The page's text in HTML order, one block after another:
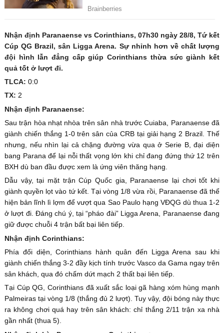
Nhận định Paranaense vs Corinthians, 07h30 ngày 28/8, Tứ kết
Cúp QG Brazil, sân Ligga Arena. Sự nhỉnh hơn về chất lượng
đội hình lẫn đẳng cấp giúp Corinthians thừa sức giành kết
quả tốt ở lượt đi.
TLCA: 0:0
TX: 2
Nhận định Paranaense:
Sau trận hòa nhạt nhòa trên sân nhà trước Cuiaba, Paranaense đã
giành chiến thắng 1-0 trên sân của CRB tại giải hạng 2 Brazil. Thế
nhưng, nếu nhìn lại cả chặng đường vừa qua ở Serie B, đại diện
bang Parana để lại nỗi thất vọng lớn khi chỉ đang đứng thứ 12 trên
BXH dù ban đầu được xem là ứng viên thăng hạng.
Dẫu vậy, tại mặt trận Cúp Quốc gia, Paranaense lại chơi tốt khi
giành quyền lọt vào tứ kết. Tại vòng 1/8 vừa rồi, Paranaense đã thể
hiện bản lĩnh lì lợm để vượt qua Sao Paulo hạng VĐQG dù thua 1-2
ở lượt đi. Đáng chú ý, tại “pháo đài” Ligga Arena, Paranaense đang
giữ được chuỗi 4 trận bất bại liên tiếp.
Nhận định Corinthians:
Phía đối diện, Corinthians hành quân đến Ligga Arena sau khi
giành chiến thắng 3-2 đầy kịch tính trước Vasco da Gama ngay trên
sân khách, qua đó chấm dứt mạch 2 thất bại liên tiếp.
Tại Cúp QG, Corinthians đã xuất sắc loại gã hàng xóm hùng mạnh
Palmeiras tại vòng 1/8 (thắng đủ 2 lượt). Tuy vậy, đội bóng này thực
ra không chơi quá hay trên sân khách: chỉ thắng 2/11 trận xa nhà
gần nhất (thua 5).